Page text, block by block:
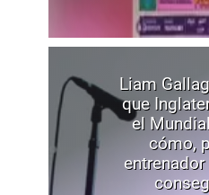
Liam
que
el
cómo,